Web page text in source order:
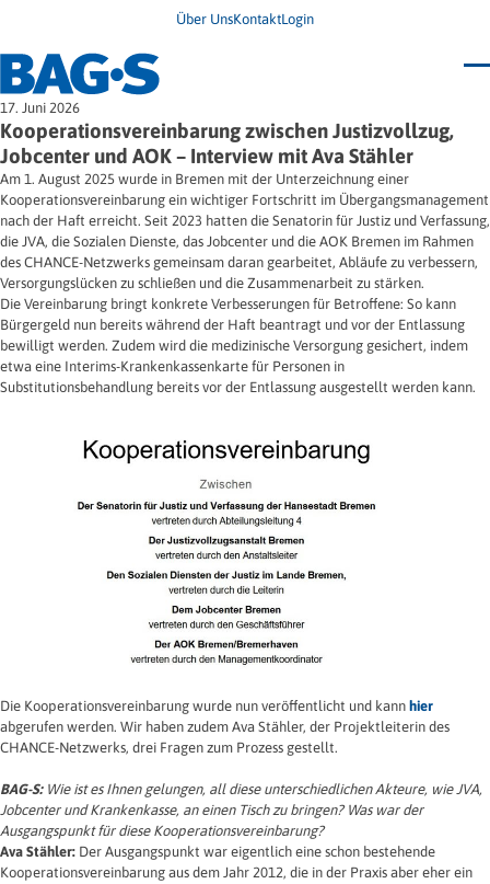
Über UnsKontaktLogin
Bundestagung 2026
Wo finde ich Hilfe?
News
Termine
Veröffentlichungen
Infodienst
Wegweiser
Jugendbroschüre
Impulse
Presse & Stellungnahmen
Newsletter
Unsere Themen
Angehörige
Ersatzfreiheitsstrafe
Freie Straffälligenhilfe
Gesundheit
Migration
Frauen
Wohnen
17. Juni 2026
Kooperationsvereinbarung zwischen Justizvollzug,
Jobcenter und AOK – Interview mit Ava Stähler
Am 1. August 2025 wurde in Bremen mit der Unterzeichnung einer
Kooperationsvereinbarung ein wichtiger Fortschritt im Übergangsmanagement
nach der Haft erreicht. Seit 2023 hatten die Senatorin für Justiz und Verfassung,
die JVA, die Sozialen Dienste, das Jobcenter und die AOK Bremen im Rahmen
des CHANCE-Netzwerks gemeinsam daran gearbeitet, Abläufe zu verbessern,
Versorgungslücken zu schließen und die Zusammenarbeit zu stärken.
Die Vereinbarung bringt konkrete Verbesserungen für Betroffene: So kann
Bürgergeld nun bereits während der Haft beantragt und vor der Entlassung
bewilligt werden. Zudem wird die medizinische Versorgung gesichert, indem
etwa eine Interims-Krankenkassenkarte für Personen in
Substitutionsbehandlung bereits vor der Entlassung ausgestellt werden kann.
Die Kooperationsvereinbarung wurde nun veröffentlicht und kann hier
abgerufen werden. Wir haben zudem Ava Stähler, der Projektleiterin des
CHANCE-Netzwerks, drei Fragen zum Prozess gestellt.
BAG-S:Wie ist es Ihnen gelungen, all diese unterschiedlichen Akteure, wie JVA,
Jobcenter und Krankenkasse, an einen Tisch zu bringen? Was war der
Ausgangspunkt für diese Kooperationsvereinbarung?
Ava Stähler: Der Ausgangspunkt war eigentlich eine schon bestehende
Kooperationsvereinbarung aus dem Jahr 2012, die in der Praxis aber eher ein